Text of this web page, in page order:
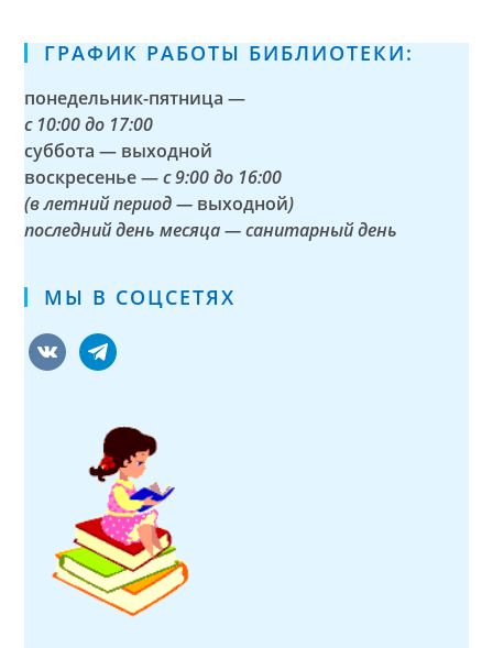
ГРАФИК РАБОТЫ БИБЛИОТЕКИ:
понедельник-пятница —
с 10:00 до 17:00
суббота — выходной
воскресенье —с 9:00 до 16:00
(в летний период — выходной)
последний день месяца — санитарный день
МЫ В СОЦСЕТЯХ
vkontaktetelegram